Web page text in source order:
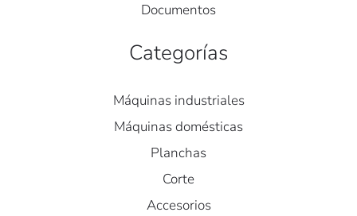
Documentos
Categorías
Máquinas industriales
Máquinas domésticas
Planchas
Corte
Accesorios